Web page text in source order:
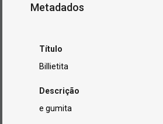
Metadados
Título
Billietita
Descrição
e gumita